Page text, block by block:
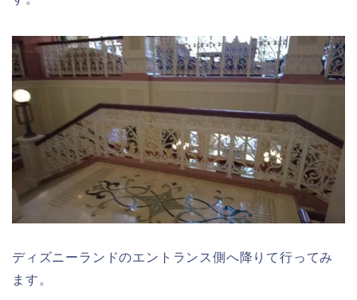
ディズニーランドのエントランス側へ降りて行ってみ
ます。